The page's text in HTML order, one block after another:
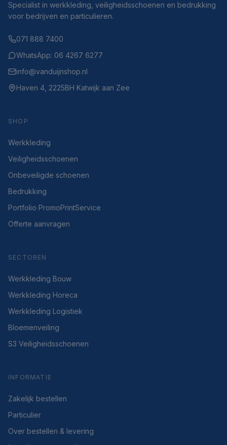
Specialist in werkkleding, veiligheidsschoenen en bedrukking
voor bedrijven en particulieren.
071 888 7400
WhatsApp: 06 4267 6277
info@vanduijnshop.nl
Haven 4, 2225BH Katwijk aan Zee
SHOP
Werkkleding
Veiligheidsschoenen
Onbeveiligde schoenen
Bedrukking
Portfolio PromoPrintService
Offerte aanvragen
SECTOREN
Werkkleding Bouw
Werkkleding Horeca
Werkkleding Logistiek
Bloemenveiling
S3 Veiligheidsschoenen
INFORMATIE
Zakelijk bestellen
Particulier
Over bestellen & levering